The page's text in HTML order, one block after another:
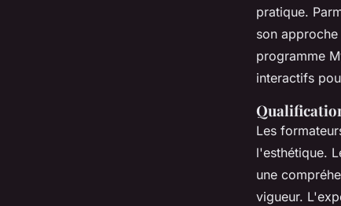
pratique.
son
programme
interactifs
Les
l'esthétique.
une
vigueur.